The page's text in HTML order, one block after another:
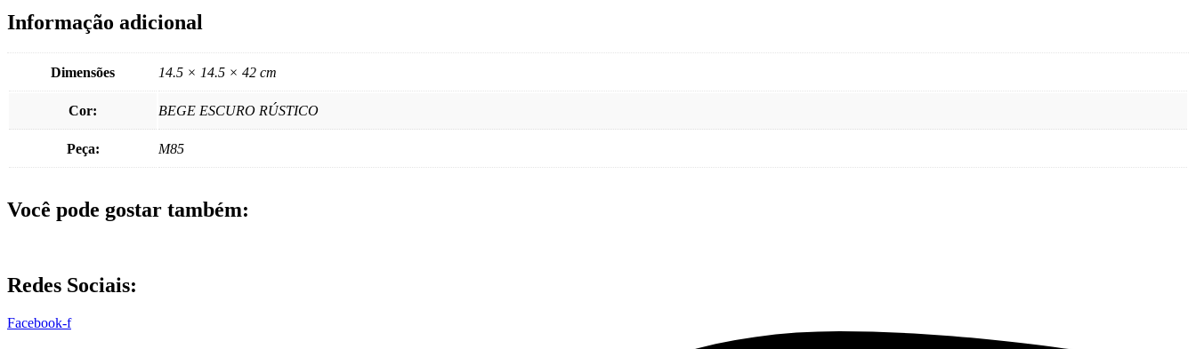
Informação adicional
Dimensões 14.5 × 14.5 × 42 cm
Cor: BEGE ESCURO RÚSTICO
Peça: M85
Você pode gostar também:
Redes Sociais:
Facebook-f